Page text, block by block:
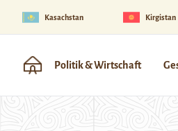
Kasachstan Kirgistan
Politik & Wirtschaft